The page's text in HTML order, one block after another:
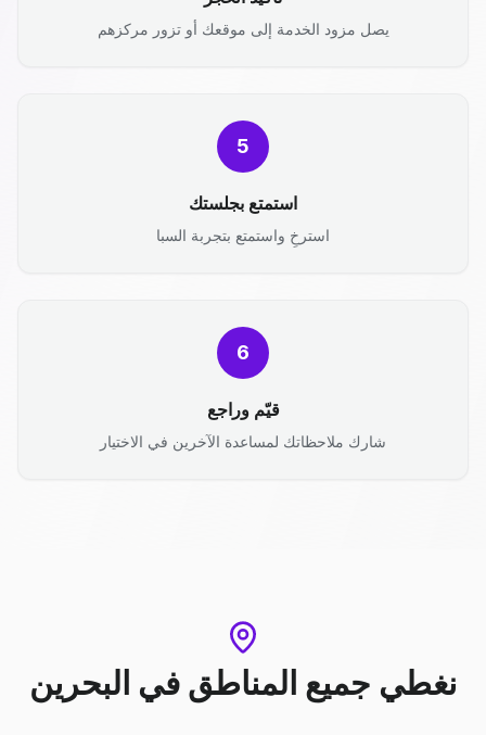
يصل مزود الخدمة إلى موقعك أو تزور مركزهم
5
استمتع بجلستك
استرخِ واستمتع بتجربة السبا
6
قيّم وراجع
شارك ملاحظاتك لمساعدة الآخرين في الاختيار
نغطي جميع المناطق في البحرين